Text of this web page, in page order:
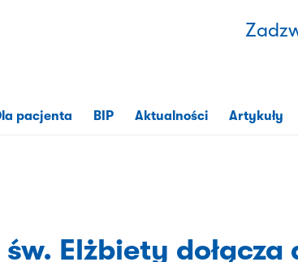
pacjenta BIP Aktualności Artykuły
Elżbiety dołącza